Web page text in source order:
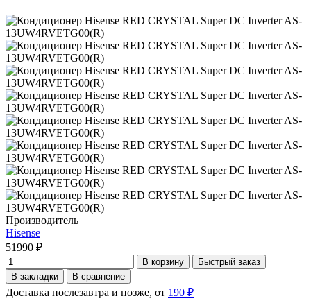
Производитель
Hisense
51990 ₽
В корзину
Быстрый заказ
В закладки
В сравнение
Доставка послезавтра и позже, от 190 ₽